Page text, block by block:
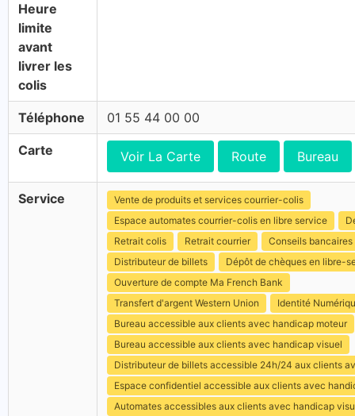
Heure
limite
avant
livrer les
colis
Téléphone 01 55 44 00 00
Carte Voir La Carte Route Bureau
Service
Vente de produits et services courrier-colis
Espace automates courrier-colis en libre service
Retrait colis
Retrait courrier
Conseils bancaires
Distributeur de billets
Dépôt de chèques en libre-
Ouverture de compte Ma French Bank
Transfert d'argent Western Union
Identité
Bureau accessible aux clients avec handicap moteur
Bureau accessible aux clients avec handicap visuel
Distributeur de billets accessible 24h/24 aux clients
Espace confidentiel accessible aux clients avec
Automates accessibles aux clients avec handicap